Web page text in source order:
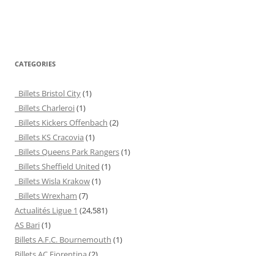
CATEGORIES
Billets Bristol City(1)
Billets Charleroi(1)
Billets Kickers Offenbach (2)
Billets KS Cracovia (1)
Billets Queens Park Rangers(1)
Billets Sheffield United (1)
Billets Wisla Krakow(1)
Billets Wrexham (7)
Actualités Ligue 1 (24,581)
AS Bari(1)
Billets A.F.C. Bournemouth (1)